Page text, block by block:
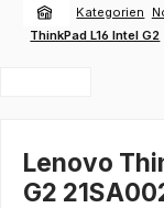
Kategorien
ThinkPad L16 Intel G2
Lenovo
G2